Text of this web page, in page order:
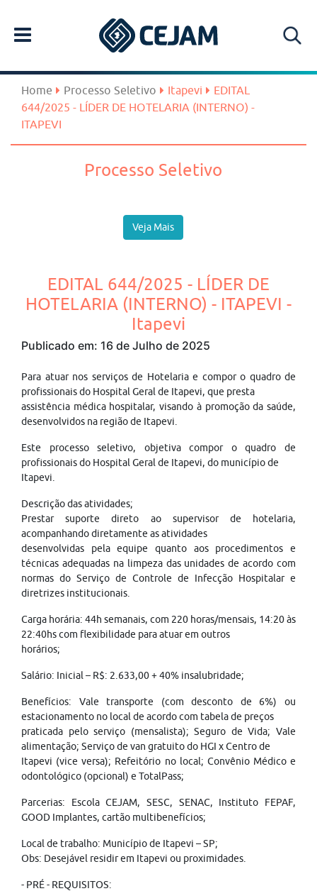
Home Processo Seletivo Itapevi
EDITAL
644/2025 - LÍDER DE HOTELARIA (INTERNO) -
ITAPEVI
Processo Seletivo
Veja Mais
EDITAL 644/2025 - LÍDER DE
HOTELARIA (INTERNO) - ITAPEVI -
Itapevi
Publicado em: 16 de Julho de 2025
Para atuar nos serviços de Hotelaria e compor o quadro de
profissionais do Hospital Geral de Itapevi, que presta
assistência médica hospitalar, visando à promoção da saúde,
desenvolvidos na região de Itapevi.
Este processo seletivo, objetiva compor o quadro de
profissionais do Hospital Geral de Itapevi, do município de
Itapevi.
Descrição das atividades;
Prestar suporte direto ao supervisor de hotelaria,
acompanhando diretamente as atividades
desenvolvidas pela equipe quanto aos procedimentos e
técnicas adequadas na limpeza das unidades de acordo com
normas do Serviço de Controle de Infecção Hospitalar e
diretrizes institucionais.
Carga horária: 44h semanais, com 220 horas/mensais, 14:20 às
22:40hs com flexibilidade para atuar em outros
horários;
Salário: Inicial – R$: 2.633,00 + 40% insalubridade;
Benefícios: Vale transporte (com desconto de 6%) ou
estacionamento no local de acordo com tabela de preços
praticada pelo serviço (mensalista); Seguro de Vida; Vale
alimentação; Serviço de van gratuito do HGI x Centro de
Itapevi (vice versa); Refeitório no local; Convênio Médico e
odontológico (opcional) e TotalPass;
Parcerias: Escola CEJAM, SESC, SENAC, Instituto FEPAF,
GOOD Implantes, cartão multibenefícios;
Local de trabalho: Município de Itapevi – SP;
Obs: Desejável residir em Itapevi ou proximidades.
- PRÉ - REQUISITOS: